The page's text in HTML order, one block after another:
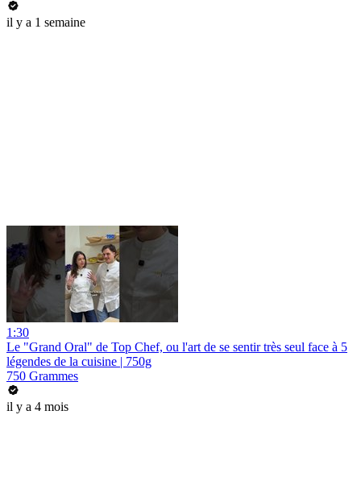
il y a 1 semaine
1:30
Le "Grand Oral" de Top Chef, ou l'art de se sentir très seul face à 5
légendes de la cuisine | 750g
750 Grammes
il y a 4 mois